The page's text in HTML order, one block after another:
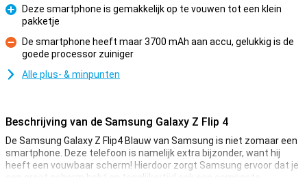
Pluspunt
Deze smartphone is gemakkelijk op te vouwen tot een klein
pakketje
Minpunt
De smartphone heeft maar 3700 mAh aan accu, gelukkig is de
goede processor zuiniger
Alle plus- & minpunten
Beschrijving van de Samsung Galaxy Z Flip 4
De Samsung Galaxy Z Flip4 Blauw van Samsung is niet zomaar een
smartphone. Deze telefoon is namelijk extra bijzonder, want hij
heeft een vouwbaar scherm! Hierdoor zorgt Samsung ervoor dat je
een groot scherm hebt en tegelijkertijd ook een compacte